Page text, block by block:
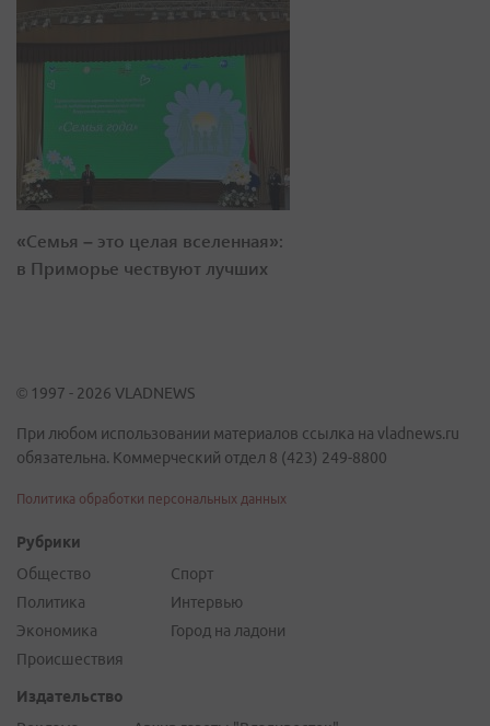
«Семья – это целая вселенная»:
в Приморье чествуют лучших
© 1997 - 2026 VLADNEWS
При любом использовании материалов ссылка на vladnews.ru
обязательна. Коммерческий отдел 8 (423) 249-8800
Политика обработки персональных данных
Рубрики
Общество
Политика
Экономика
Происшествия
Спорт
Интервью
Город на ладони
Издательство